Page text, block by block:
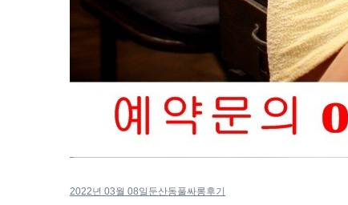
2022년 03월 08일 둔산동풀싸롱후기